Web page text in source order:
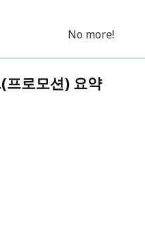
No more!
프로모션) 요약